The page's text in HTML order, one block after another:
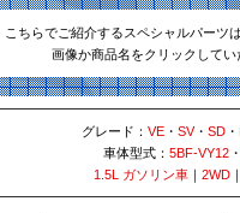
こちらでご紹介するスペシャルパーツ
画像か商品名をクリックして
グレード： VE ・ SV・ SD ・
車体型式： 5BF-VY12
1.5L ガソリン車｜ 2WD